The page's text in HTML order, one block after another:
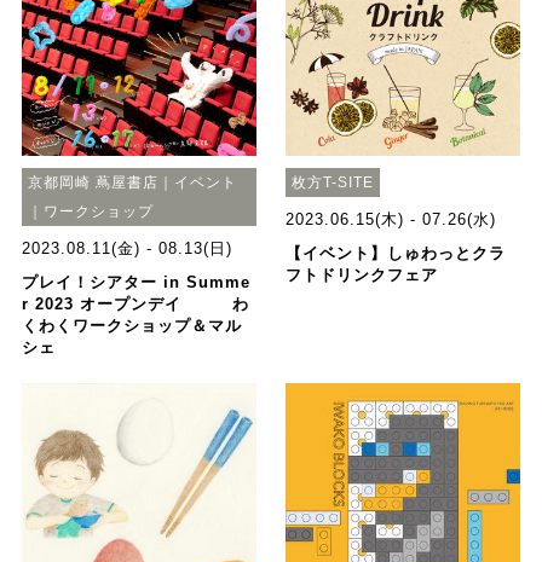
京都岡崎 蔦屋書店｜イベント
｜ワークショップ
2023.08.11(金) - 08.13(日)
プレイ！シアター in Summe
r 2023 オープンデイ わ
くわくワークショップ＆マル
シェ
枚方T-SITE
2023.06.15(木) - 07.26(水)
【イベント】しゅわっとクラ
フトドリンクフェア